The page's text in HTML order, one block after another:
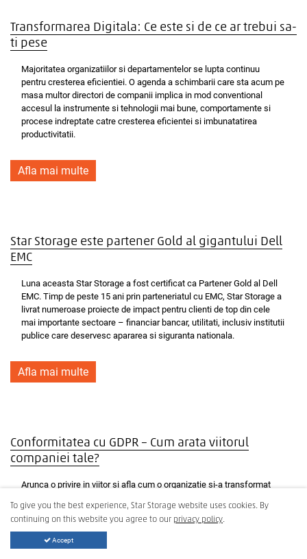
Transformarea Digitala: Ce este si de ce ar trebui sa-
ti pese
Majoritatea organizatiilor si departamentelor se lupta continuu
pentru cresterea eficientiei. O agenda a schimbarii care sta acum pe
masa multor directori de companii implica in mod conventional
accesul la instrumente si tehnologii mai bune, comportamente si
procese indreptate catre cresterea eficientei si imbunatatirea
productivitatii.
Afla mai multe
Star Storage este partener Gold al gigantului Dell
EMC
Luna aceasta Star Storage a fost certificat ca Partener Gold al Dell
EMC. Timp de peste 15 ani prin parteneriatul cu EMC, Star Storage a
livrat numeroase proiecte de impact pentru clienti de top din cele
mai importante sectoare – financiar bancar, utilitati, inclusiv institutii
publice care deservesc apararea si siguranta nationala.
Afla mai multe
Conformitatea cu GDPR – Cum arata viitorul
companiei tale?
Arunca o privire in viitor si afla cum o organizatie si-a transformat
Afla mai multe
To give you the best experience, Star Storage website uses cookies. By
continuing on this website you agree to our privacy policy.
Accept